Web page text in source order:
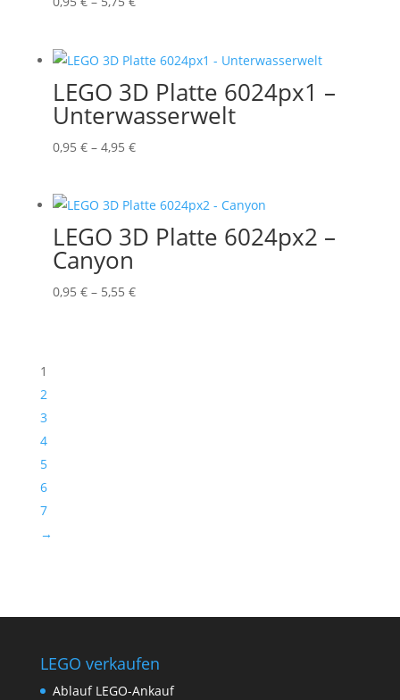
5,75 €
LEGO 3D Platte 6024px1 –
Unterwasserwelt
0,95 € – 4,95 €Preisspanne:
4,95 €
LEGO 3D Platte 6024px2 –
Canyon
0,95 € – 5,55 €Preisspanne:
1
2
3
4
5
6
7
→
LEGO verkaufen
Ablauf LEGO-Ankauf